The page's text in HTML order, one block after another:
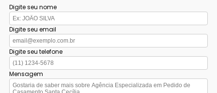
Digite seu nome
Digite seu email
Digite seu telefone
Mensagem